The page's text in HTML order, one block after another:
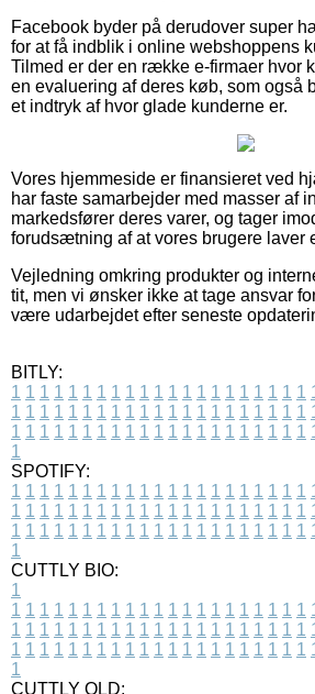
Facebook byder på derudover super
for at få indblik i online webshoppens
Tilmed er der en række e-firmaer hvor
en evaluering af deres køb, som også
et indtryk af hvor glade kunderne er.
Vores hjemmeside er finansieret ved
har faste samarbejder med masser af
markedsfører deres varer, og tager
forudsætning af at vores brugere laver
Vejledning omkring produkter og
tit, men vi ønsker ikke at tage ansvar
være udarbejdet efter seneste
BITLY:
1 1 1 1 1 1 1 1 1 1 1 1 1 1 1 1 1 1 1 1 1
1 1 1 1 1 1 1 1 1 1 1 1 1 1 1 1 1 1 1 1 1
1 1 1 1 1 1 1 1 1 1 1 1 1 1 1 1 1 1 1 1 1
1
SPOTIFY:
1 1 1 1 1 1 1 1 1 1 1 1 1 1 1 1 1 1 1 1 1
1 1 1 1 1 1 1 1 1 1 1 1 1 1 1 1 1 1 1 1 1
1 1 1 1 1 1 1 1 1 1 1 1 1 1 1 1 1 1 1 1 1
1
CUTTLY BIO:
1
1 1 1 1 1 1 1 1 1 1 1 1 1 1 1 1 1 1 1 1 1
1 1 1 1 1 1 1 1 1 1 1 1 1 1 1 1 1 1 1 1 1
1 1 1 1 1 1 1 1 1 1 1 1 1 1 1 1 1 1 1 1 1
1
CUTTLY OLD: